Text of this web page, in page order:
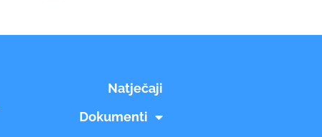
Natječaji
Dokumenti